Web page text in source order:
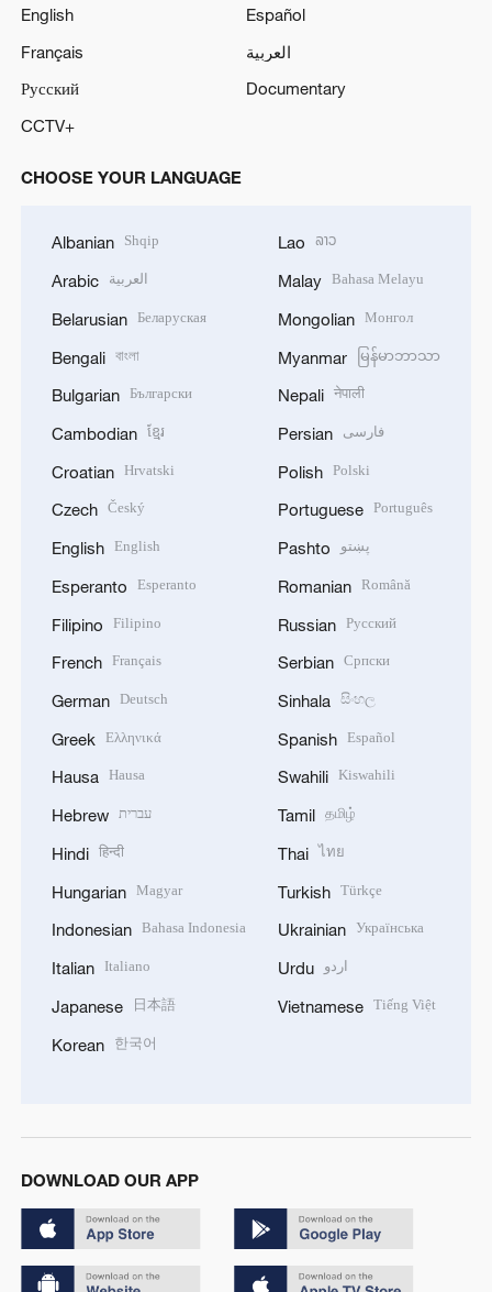
English
Español
Français
العربية
Русский
Documentary
CCTV+
CHOOSE YOUR LANGUAGE
Albanian Shqip
Arabic العربية
Belarusian Беларуская
Bengali বাংলা
Bulgarian Български
Cambodian ខ្មែរ
Croatian Hrvatski
Czech Český
English English
Esperanto Esperanto
Filipino Filipino
French Français
German Deutsch
Greek Ελληνικά
Hausa Hausa
Hebrew עברית
Hindi हिन्दी
Hungarian Magyar
Indonesian Bahasa Indonesia
Italian Italiano
Japanese 日本語
Korean 한국어
Lao ລາວ
Malay Bahasa Melayu
Mongolian Монгол
Myanmar မြန်မာဘာသာ
Nepali नेपाली
Persian فارسی
Polish Polski
Portuguese Português
Pashto پښتو
Romanian Română
Russian Русский
Serbian Српски
Sinhala සිංහල
Spanish Español
Swahili Kiswahili
Tamil தமிழ்
Thai ไทย
Turkish Türkçe
Ukrainian Українська
Urdu اردو
Vietnamese Tiếng Việt
DOWNLOAD OUR APP